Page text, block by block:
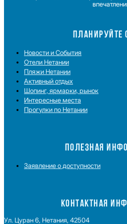
ПЛАНИРУЙТЕ
Новости и Cобытия
Отели Нетании
Пляжи Нетании
Активный отдых
Шопинг, ярмарки, рынок
Интересные места
Прогулки по Нетании
ПОЛЕЗНАЯ
Заявление о доступности
КОНТАКТНАЯ
Ул. Цуран 6, Нетания, 42504